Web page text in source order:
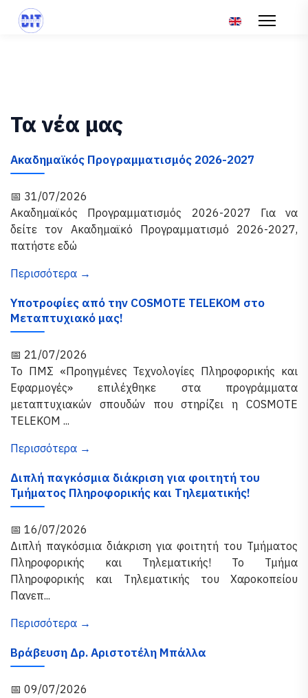
Επιλέξτε τη
Τα νέα μας
Ακαδημαϊκός Προγραμματισμός 2026-2027
📅 31/07/2026
Ακαδημαϊκός Προγραμματισμός 2026-2027 Για να
δείτε τον Ακαδημαϊκό Προγραμματισμό 2026-2027,
πατήστε εδώ
Περισσότερα →
Υποτροφίες από την COSMOTE TELEKOM στο
Μεταπτυχιακό μας!
📅 21/07/2026
Το ΠΜΣ «Προηγμένες Τεχνολογίες Πληροφορικής και
Εφαρμογές» επιλέχθηκε στα προγράμματα
μεταπτυχιακών σπουδών που στηρίζει η COSMOTE
TELEKOM ...
Περισσότερα →
Διπλή παγκόσμια διάκριση για φοιτητή του
Τμήματος Πληροφορικής και Τηλεματικής!
📅 16/07/2026
Διπλή παγκόσμια διάκριση για φοιτητή του Τμήματος
Πληροφορικής και Τηλεματικής! Το Τμήμα
Πληροφορικής και Τηλεματικής του Χαροκοπείου
Πανεπ...
Περισσότερα →
Βράβευση Δρ. Αριστοτέλη Μπάλλα
📅 09/07/2026